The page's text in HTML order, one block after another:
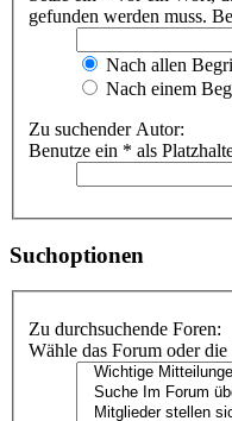
gefunden werden muss.
Nach allen
Nach einem
Zu suchender Autor:
Benutze ein * als
Suchoptionen
Zu durchsuchende Foren:
Wähle das Forum oder